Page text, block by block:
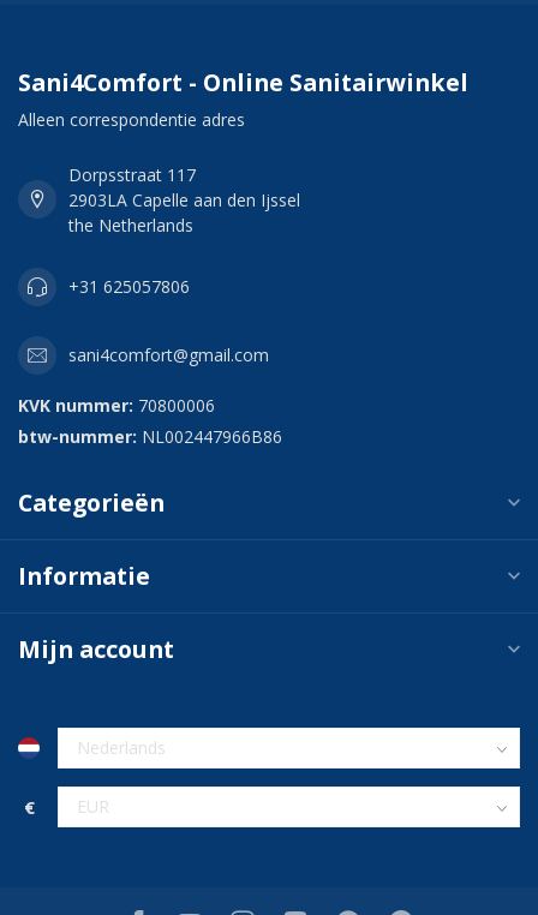
Sani4Comfort - Online Sanitairwinkel
Alleen correspondentie adres
Dorpsstraat 117
2903LA Capelle aan den Ijssel
the Netherlands
+31 625057806
sani4comfort@gmail.com
KVK nummer: 70800006
btw-nummer: NL002447966B86
Categorieën
Informatie
Mijn account
€